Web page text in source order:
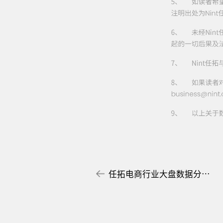
任拓电商行业大盘数据分析：洞察消费“冷静期”下的市场变化与增量机会